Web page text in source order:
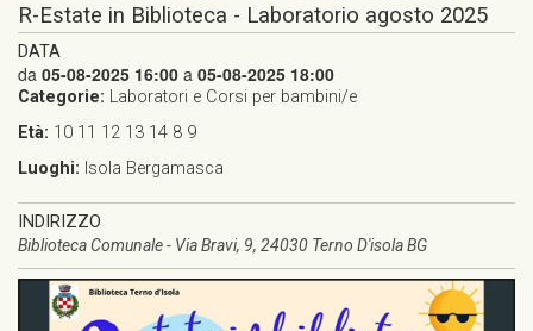
R-Estate in Biblioteca - Laboratorio agosto 2025
DATA
da 05-08-2025 16:00 a 05-08-2025 18:00
Categorie: Laboratori e Corsi per bambini/e
Età: 10 11 12 13 14 8 9
Luoghi: Isola Bergamasca
INDIRIZZO
Biblioteca Comunale - Via Bravi, 9, 24030 Terno D'isola BG